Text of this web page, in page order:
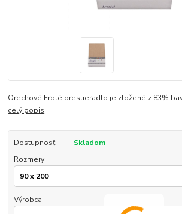
Orechové Froté prestieradlo je zložené z 83%
celý popis
Dostupnosť
Skladom
Rozmery
Výrobca